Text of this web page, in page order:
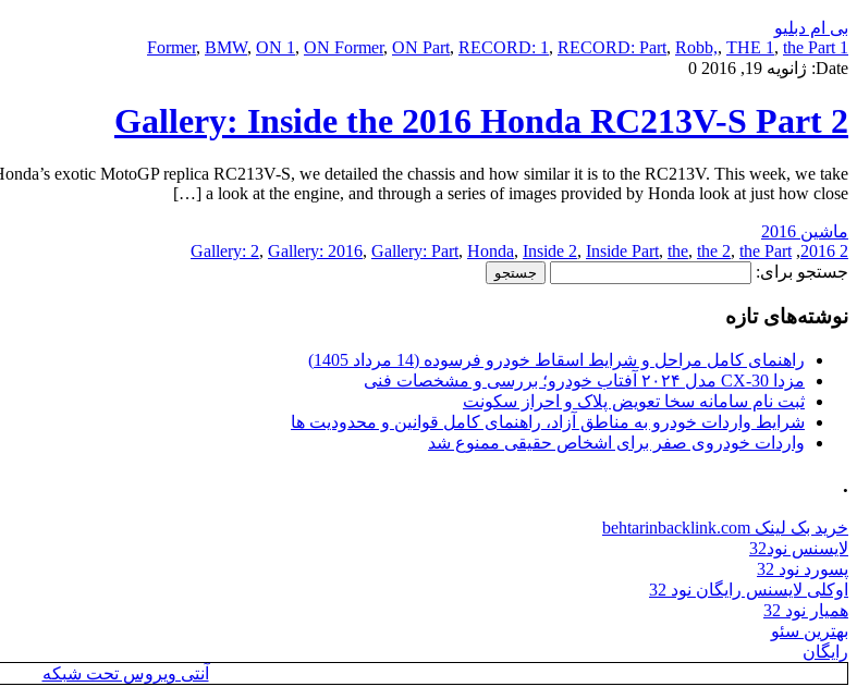
بی ام دبلیو
1 Former
, BMW, ON 1 , ON Former, ON Part, RECORD: 1 , RECORD: Part, Robb,, THE 1 , the Part
Date: ژانویه 19, 2016 0
Gallery: Inside the 2016 Honda RC213V-S Part 2
exotic MotoGP replica RC213V-S, we detailed the chassis and how similar it is to the RC213V. This week, we take
a look at the engine, and through a series of images provided by Honda look at just how close […]
ماشین 2016
2 2016
,
Gallery: 2, Gallery: 2016, Gallery: Part, Honda, Inside 2, Inside Part, the, the 2, the Part
جستجو برای:
نوشته‌های تازه
راهنمای کامل مراحل و شرایط اسقاط خودرو فرسوده (14 مرداد 1405)
مزدا CX-30 مدل ۲۰۲۴ آفتاب خودرو؛ بررسی و مشخصات فنی
ثبت نام سامانه سخا تعویض پلاک و احراز سکونت
شرایط واردات خودرو به مناطق آزاد، راهنمای کامل قوانین و محدودیت ها
واردات خودروی صفر برای اشخاص حقیقی ممنوع شد
.
خرید بک لینک behtarinbacklink.com
لایسنس نود32
پسورد نود 32
اوکلی لایسنس رایگان نود 32
همیار نود 32
بهترین سئو
رایگان
آنتی ویروس تحت شبکه